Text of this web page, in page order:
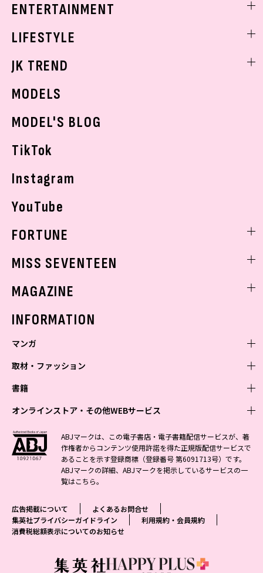
ベストコスメ
ボディケア
学校ヘアメイク
ENTERTAINMENT
K-POP
LIFESTYLE
モデルの購入品
JK TREND
MODELS
MODEL'S BLOG
TikTok
Instagram
YouTube
FORTUNE
MISS SEVENTEEN
MAGAZINE
INFORMATION
マンガ
少年マンガ
Vジャンプ
最強ジャンプ
少年ジャンプ+
ジャンプTOON
ジャンプルーキー！
S-MANGA
集英社コミック文庫
青年マンガ
ZEBRACK
S-MANGA
集英社ジャンプリミックス
週刊ヤングジャンプ
ヤングジャンプ定期購読デジタル
となりのヤングジャンプ
少女マンガ
ZEBRACK
S-MANGA
集英社コミック文庫
マーガレット
別冊マーガレット
リマコミ
女性マンガ
ジャンプTOON
集英社コミック文庫
マンガMee公式サイト
リマコミ
取材・ファッション
ファッション・美容
BAILA
MAQUIA
eclat
T JAPAN
MEN'S NON-NO
芸能・情報・スポーツ
週プレNEWS
週プレ グラジャパ!
書籍
文芸・文庫・総合
小説すばる
集英社 文芸ステーション
web 集英社文庫
アジア人物史
学芸・ノンフィクション・新書
1日5分で、明日は変わる よみタイ yomitai
集英社学芸部 - 学芸・ノンフィクション
集英社ビジネス書
集英社新書プラス - 知の水先案内人
kotoba
ライトノベル・ノベライズ
集英社オレンジ文庫
ダッシュエックス文庫公式サイト
集英社Webマガジン コバルト
集英社の児童図書 S-KIDS.LAND
オンラインストア・その他WEBサービス
オンラインストア
OTO
SHUEISHA MANGA-ART HERITAGE
ジャンプキャラクターズストア
HAPPY PLUS STORE
SHUEISHA VOX
LEEマルシェ
その他WEBサービス
集英社アドナビ
ABJマークは、この電子書店・電子書籍配信サービスが、著
作権者からコンテンツ使用許諾を得た正規版配信サービスで
あることを示す登録商標（登録番号 第6091713号）です。
ABJマークの詳細、ABJマークを掲示しているサービスの一
覧はこちら。
広告掲載について
よくあるお問合せ
集英社プライバシーガイドライン
利用規約・会員規約
消費税総額表示についてのお知らせ